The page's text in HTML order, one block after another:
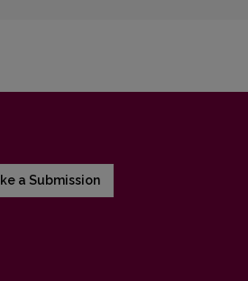
a Submission